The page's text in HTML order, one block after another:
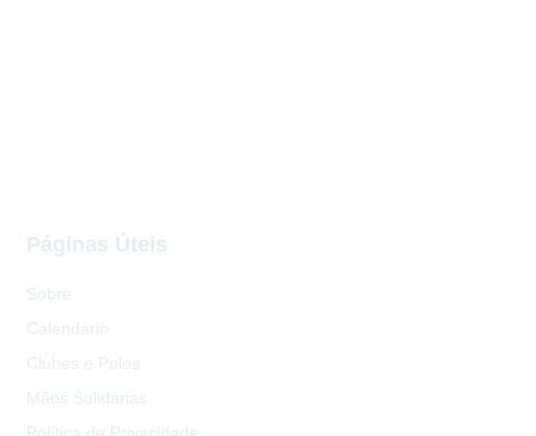
Páginas Úteis
Sobre
Calendário
Clubes e Polos
Mãos Solidárias
Política de Privacidade